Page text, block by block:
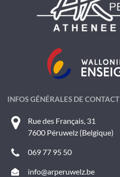
INFOS GÉNÉRALES DE CONTACT
Rue des Français, 31
7600 Péruwelz (Belgique)
069 77 95 50
info@arperuwelz.be